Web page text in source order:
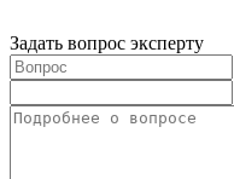
Задать вопрос эксперту